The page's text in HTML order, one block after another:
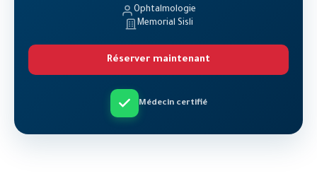
Ophtalmologie
Memorial Sisli
Réserver maintenant
Médecin certifié